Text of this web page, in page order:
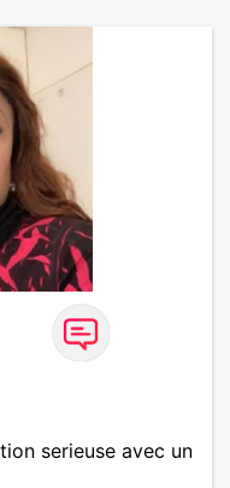
serieuse avec un